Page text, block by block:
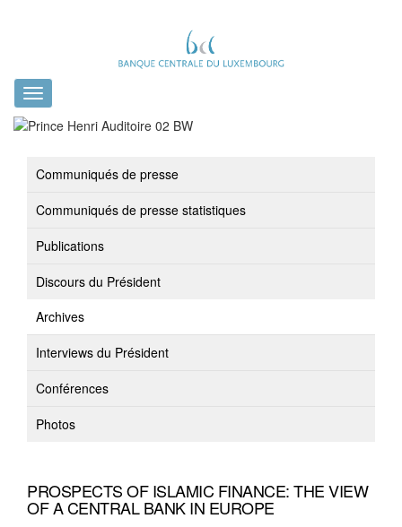
Toggle
navigation
Communiqués de presse
Communiqués de presse statistiques
Publications
Discours du Président
Archives
Interviews du Président
Conférences
Photos
PROSPECTS OF ISLAMIC FINANCE: THE VIEW
OF A CENTRAL BANK IN EUROPE